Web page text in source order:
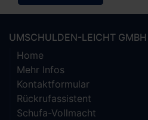
UMSCHULDEN-LEICHT GMBH
Home
Mehr Infos
Kontaktformular
Rückrufassistent
Schufa-Vollmacht